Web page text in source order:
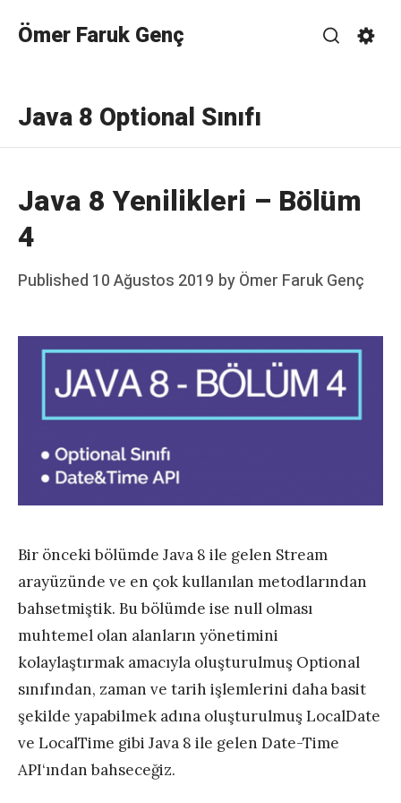
Ömer Faruk Genç
Java 8 Optional Sınıfı
Java 8 Yenilikleri – Bölüm
4
Posted
Published 10 Ağustos 2019 byÖmer Faruk Genç
Bir önceki bölümde Java 8 ile gelen Stream
arayüzünde ve en çok kullanılan metodlarından
bahsetmiştik. Bu bölümde ise null olması
muhtemel olan alanların yönetimini
kolaylaştırmak amacıyla oluşturulmuş Optional
sınıfından, zaman ve tarih işlemlerini daha basit
şekilde yapabilmek adına oluşturulmuş LocalDate
ve LocalTime gibi Java 8 ile gelen Date-Time
API‘ından bahseceğiz.